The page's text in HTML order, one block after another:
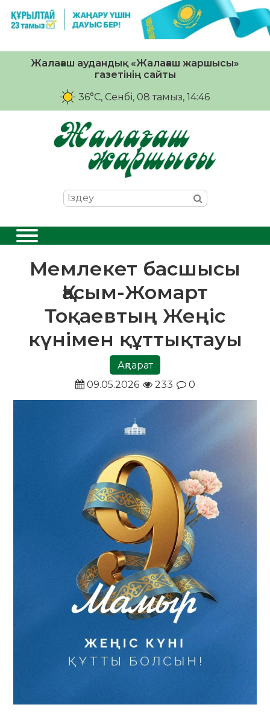
Жалағаш аудандық «Жалағаш жаршысы»
газетінің сайты
36°C, Сенбі, 08 тамыз, 14:46
Мемлекет басшысы
Қасым-Жомарт
Тоқаевтың Жеңіс
күнімен құттықтауы
Ақпарат
09.05.2026
233 0